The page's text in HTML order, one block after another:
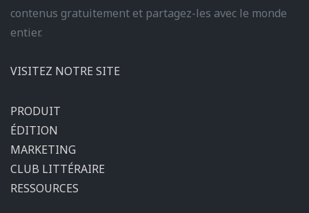
contenus gratuitement et partagez-les avec le monde
entier.
VISITEZ NOTRE SITE
PRODUIT
ÉDITION
MARKETING
CLUB LITTÉRAIRE
RESSOURCES